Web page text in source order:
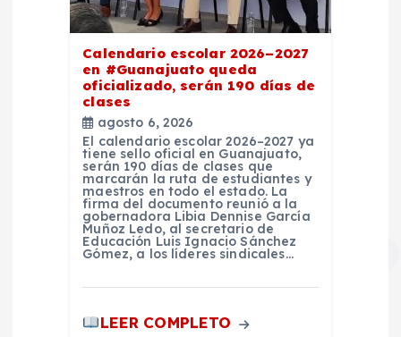
Calendario escolar 2026–2027
en #Guanajuato queda
oficializado, serán 190 días de
clases
agosto 6, 2026
El calendario escolar 2026–2027 ya
tiene sello oficial en Guanajuato,
serán 190 días de clases que
marcarán la ruta de estudiantes y
maestros en todo el estado. La
firma del documento reunió a la
gobernadora Libia Dennise García
Muñoz Ledo, al secretario de
Educación Luis Ignacio Sánchez
Gómez, a los líderes sindicales…
LEER COMPLETO